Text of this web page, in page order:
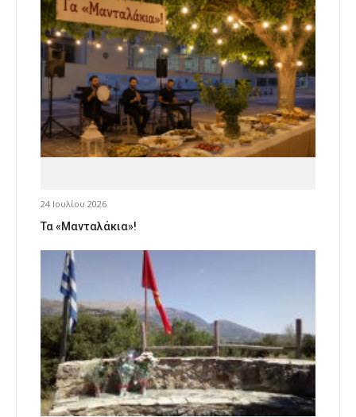
24 Ιουλίου 2026
Τα «Μανταλάκια»!